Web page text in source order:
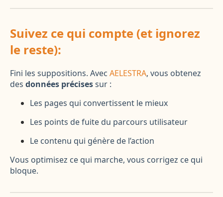
Suivez ce qui compte (et ignorez
le reste):
Fini les suppositions. Avec AELESTRA, vous obtenez
des données précisessur :
Les pages qui convertissent le mieux
Les points de fuite du parcours utilisateur
Le contenu qui génère de l’action
Vous optimisez ce qui marche, vous corrigez ce qui
bloque.